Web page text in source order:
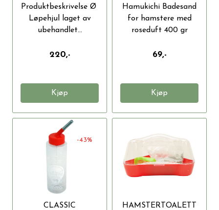
Produktbeskrivelse Ø
Løpehjul laget av
ubehandlet...
220,-
Kjøp
Hamukichi Badesand
for hamstere med
roseduft 400 gr
69,-
Kjøp
-43%
CLASSIC
HAMSTERTOALETT